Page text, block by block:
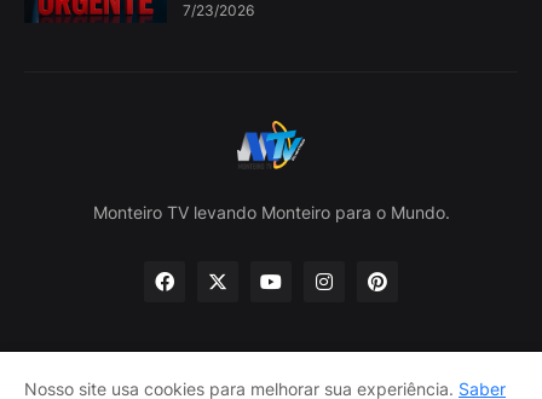
7/23/2026
Monteiro TV levando Monteiro para o Mundo.
Nosso site usa cookies para melhorar sua experiência. Saber